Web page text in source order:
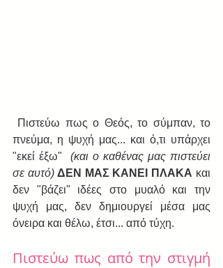
πνεύμα, η ψυχή μας... και ό,τι υπάρχει
"εκεί έξω" (και ο καθένας μας πιστεύει
σε αυτό) ΔΕΝ ΜΑΣ ΚΑΝΕΙ ΠΛΑΚΑ και
δεν "βάζει" ιδέες στο μυαλό και την
ψυχή μας, δεν δημιουργεί μέσα μας
όνειρα και θέλω, έτσι... από τύχη.
Πιστεύω πως από την στιγμή